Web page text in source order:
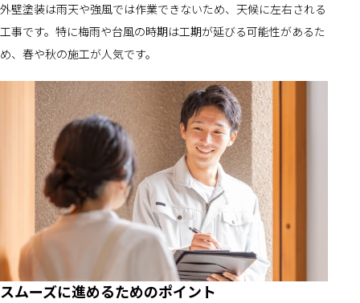
外壁塗装は雨天や強風では作業できないため、天候に左右される
工事です。特に梅雨や台風の時期は工期が延びる可能性があるた
め、春や秋の施工が人気です。
スムーズに進めるためのポイント